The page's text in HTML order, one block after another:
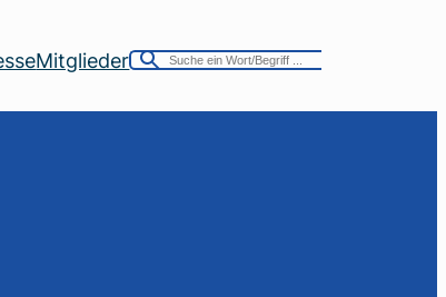
Mitglieder